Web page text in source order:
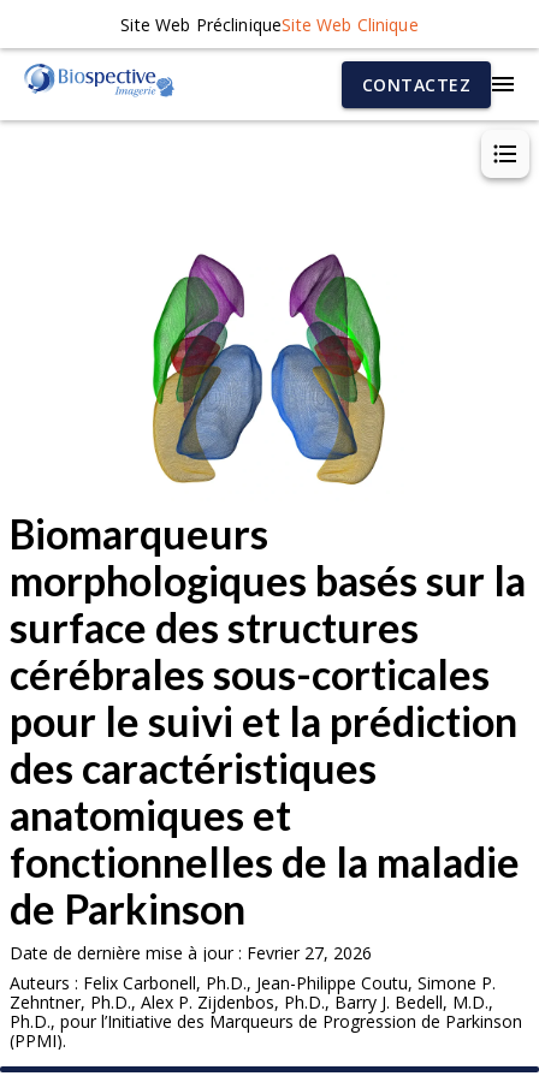
Site Web PrécliniqueSite Web Clinique
CONTACTEZ
Biomarqueurs
morphologiques basés sur la
surface des structures
cérébrales sous-corticales
pour le suivi et la prédiction
des caractéristiques
anatomiques et
fonctionnelles de la maladie
de Parkinson
Date de dernière mise à jour : Fevrier 27, 2026
Auteurs : Felix Carbonell, Ph.D., Jean-Philippe Coutu, Simone P.
Zehntner, Ph.D., Alex P. Zijdenbos, Ph.D., Barry J. Bedell, M.D.,
Ph.D., pour l’Initiative des Marqueurs de Progression de Parkinson
(PPMI).